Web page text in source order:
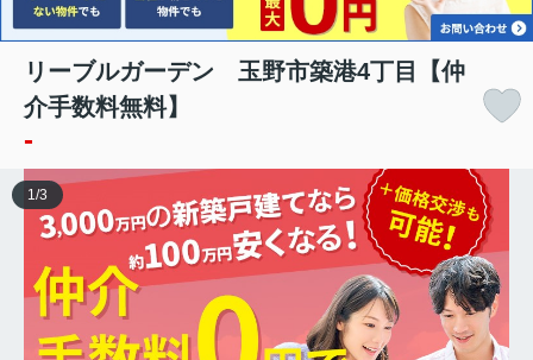
リーブルガーデン 玉野市築港4丁目【仲
介手数料無料】
-
1/3